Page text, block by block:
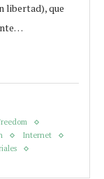
libertad), que
Internet